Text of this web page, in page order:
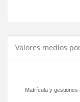
Valores medios
Matrícula y gestiones